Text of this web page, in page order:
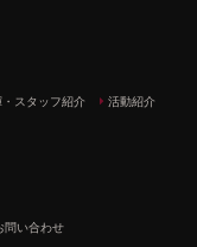
スタッフ紹介 活動紹介
問い合わせ